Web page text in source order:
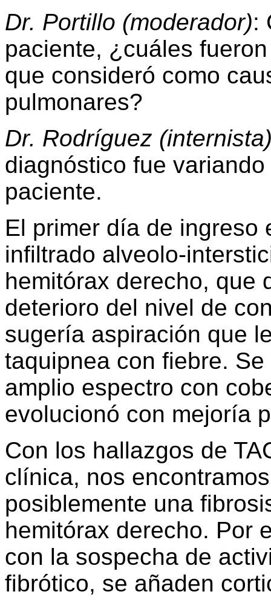
Dr. Portillo (moderador):
paciente, ¿cuáles
que consideró como
pulmonares?
Dr. Rodríguez
diagnóstico fue
paciente.
El primer día de ingreso
infiltrado alveolo-
hemitórax derecho, que
deterioro del nivel de
sugería aspiración que
taquipnea con fiebre.
amplio espectro con
evolucionó con mejoría
Con los hallazgos de
clínica, nos
posiblemente una
hemitórax derecho. Por
con la sospecha de
fibrótico, se añaden